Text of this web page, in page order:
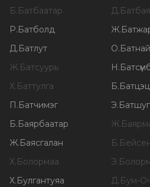
Б.Батбаатар Д.
Р.Батболд Ж.
Д.Батлут О.
Ж.Батсуурь Н.
Х.Баттулга Б.
П.Батчимэг Э.
Б.Баярбаатар Ж.
Ж.Баясгалан Б.
Х.Болормаа Э.
Х.Булгантуяа Д.Бум-